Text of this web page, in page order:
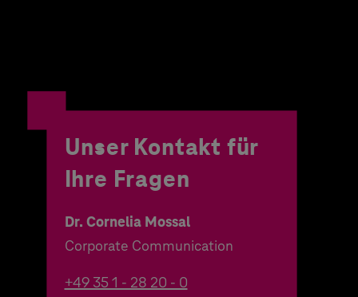
Unser Kontakt für
Ihre Fragen
Dr. Cornelia Mossal
Corporate Communication
+49 35 1 - 28 20 - 0